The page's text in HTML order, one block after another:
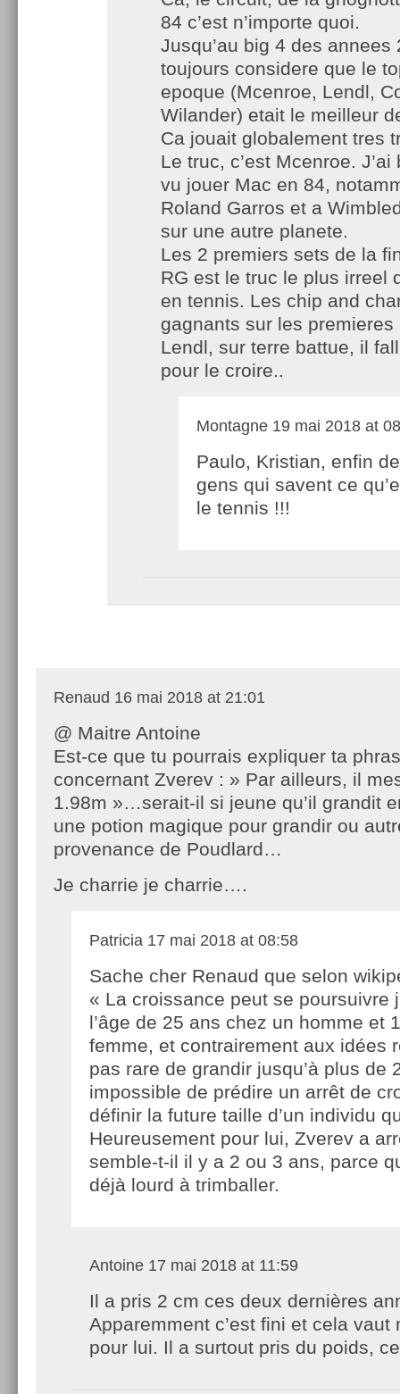
84 c’est n’importe quoi.
Jusqu’au big 4 des annees
toujours considere que le
epoque (Mcenroe, Lendl,
Wilander) etait le meilleur
Ca jouait globalement tres
Le truc, c’est Mcenroe. J’ai
vu jouer Mac en 84,
Roland Garros et a
sur une autre planete.
Les 2 premiers sets de la
RG est le truc le plus irreel
en tennis. Les chip and
gagnants sur les premieres
Lendl, sur terre battue, il
pour le croire..
Montagne 19 mai 2018 at
Paulo, Kristian, enfin
gens qui savent ce
le tennis !!!
Renaud 16 mai 2018 at 21:01
@ Maitre Antoine
Est-ce que tu pourrais expliquer ta
concernant Zverev : » Par ailleurs, il
1.98m »…serait-il si jeune qu’il grandit
une potion magique pour grandir ou
provenance de Poudlard…
Je charrie je charrie….
Patricia 17 mai 2018 at 08:58
Sache cher Renaud que selon
« La croissance peut se poursuivre
l’âge de 25 ans chez un homme et
femme, et contrairement aux idées
pas rare de grandir jusqu’à plus de
impossible de prédire un arrêt de
définir la future taille d’un individu
Heureusement pour lui, Zverev a
semble-t-il il y a 2 ou 3 ans, parce
déjà lourd à trimballer.
Antoine 17 mai 2018 at 11:59
Il a pris 2 cm ces deux dernières
Apparemment c’est fini et cela vaut
pour lui. Il a surtout pris du poids,